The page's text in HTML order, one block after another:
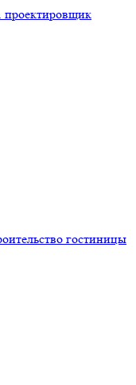
проектировщик
гостиницы